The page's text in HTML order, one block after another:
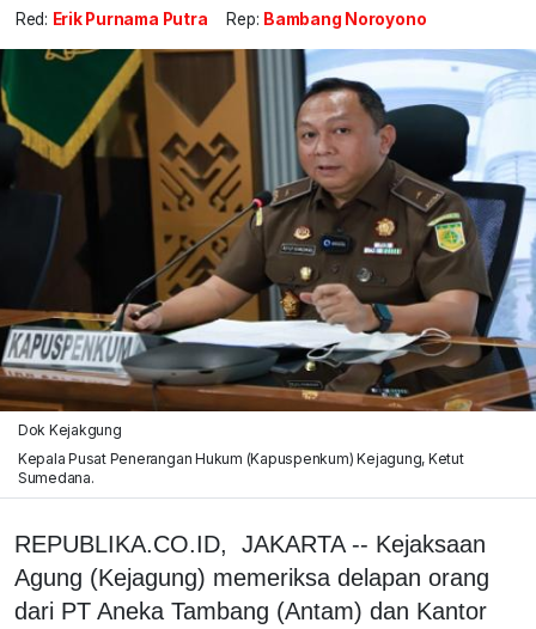
Red: Erik Purnama Putra Rep: Bambang Noroyono
Dok Kejakgung
Kepala Pusat Penerangan Hukum (Kapuspenkum) Kejagung, Ketut
Sumedana.
REPUBLIKA.CO.ID, JAKARTA -- Kejaksaan
Agung (Kejagung) memeriksa delapan orang
dari PT Aneka Tambang (Antam) dan Kantor